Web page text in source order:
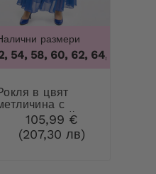
размери
54, 58, 60, 62, 64,46, 50,
с
и пайети
105,99 €
(207,30 лв)